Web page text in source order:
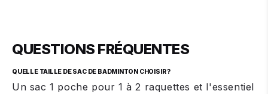
QUESTIONS FRÉQUENTES
QUELLE TAILLE DE SAC DE BADMINTON CHOISIR ?
Un sac 1 poche pour 1 à 2 raquettes et l'essentiel